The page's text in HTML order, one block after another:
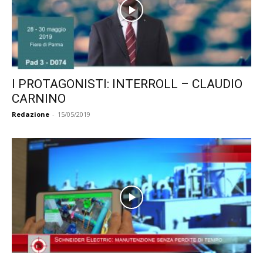
I PROTAGONISTI: INTERROLL – CLAUDIO
CARNINO
Redazione - 15/05/2019